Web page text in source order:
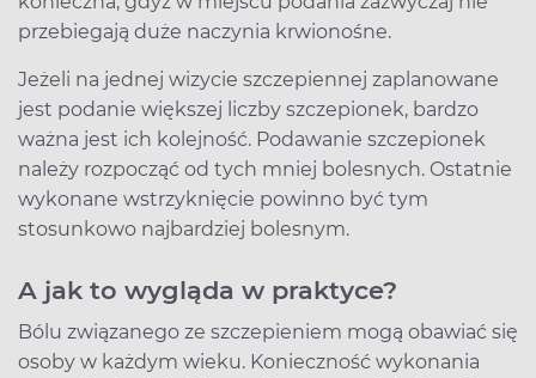
przebiegają duże naczynia krwionośne.
Jeżeli na jednej wizycie szczepiennej zaplanowane
jest podanie większej liczby szczepionek, bardzo
ważna jest ich kolejność. Podawanie szczepionek
należy rozpocząć od tych mniej bolesnych. Ostatnie
wykonane wstrzyknięcie powinno być tym
stosunkowo najbardziej bolesnym.
A jak to wygląda w praktyce?
Bólu związanego ze szczepieniem mogą obawiać się
osoby w każdym wieku. Konieczność wykonania